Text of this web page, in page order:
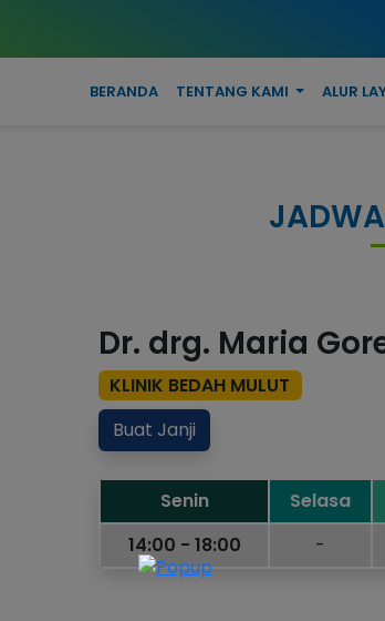
BERANDA TENTANG KAMI ALUR
Dr. drg. Maria
KLINIK BEDAH MULUT
Buat Janji
Senin Selasa
14:00 - 18:00
-